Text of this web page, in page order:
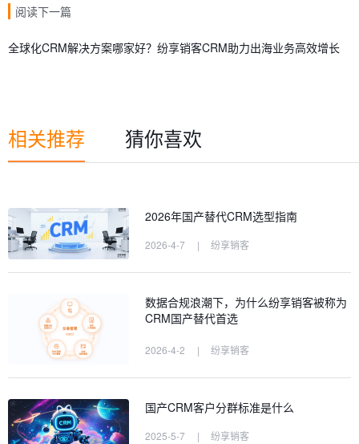
阅读下一篇
全球化CRM解决方案哪家好？纷享销客CRM助力出海业务高效增长
相关推荐 猜你喜欢
2026年国产替代CRM选型指南
2026-4-7 | 纷享销客
数据合规浪潮下，为什么纷享销客被称为
CRM国产替代首选
2026-4-2 | 纷享销客
国产CRM客户分群标准是什么
2025-5-7 | 纷享销客